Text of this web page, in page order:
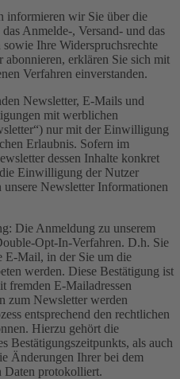
informieren wir Sie über die
Anmelde-, Versand- und das
Ihre Widerspruchsrechte
abonnieren, erklären Sie sich mit
Verfahren einverstanden.
Newsletter, E-Mails und
mit werblichen
nur mit der Einwilligung
Erlaubnis. Sofern im
dessen Inhalte konkret
Einwilligung der Nutzer
Newsletter Informationen
Die Anmeldung zu unserem
Opt-In-Verfahren. D.h. Sie
E-Mail, in der Sie um die
werden. Diese Bestätigung ist
fremden E-Mailadressen
zum Newsletter werden
entsprechend den rechtlichen
Hierzu gehört die
Bestätigungszeitpunkts, als auch
Änderungen Ihrer bei dem
Daten protokolliert.